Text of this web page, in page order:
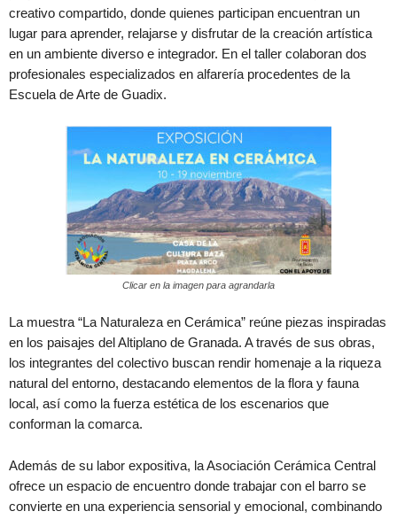
creativo compartido, donde quienes participan encuentran un
lugar para aprender, relajarse y disfrutar de la creación artística
en un ambiente diverso e integrador. En el taller colaboran dos
profesionales especializados en alfarería procedentes de la
Escuela de Arte de Guadix.
Clicar en la imagen para agrandarla
La muestra “La Naturaleza en Cerámica” reúne piezas inspiradas
en los paisajes del Altiplano de Granada. A través de sus obras,
los integrantes del colectivo buscan rendir homenaje a la riqueza
natural del entorno, destacando elementos de la flora y fauna
local, así como la fuerza estética de los escenarios que
conforman la comarca.
Además de su labor expositiva, la Asociación Cerámica Central
ofrece un espacio de encuentro donde trabajar con el barro se
convierte en una experiencia sensorial y emocional, combinando